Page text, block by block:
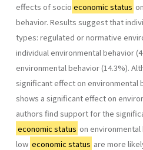
effects of socio economic status
behavior. Results suggest that
types: regulated or normative
individual environmental behavior
environmental behavior (14.3%).
significant effect on environmental
shows a significant effect on
authors find support for the
economic status on
low economic status are more